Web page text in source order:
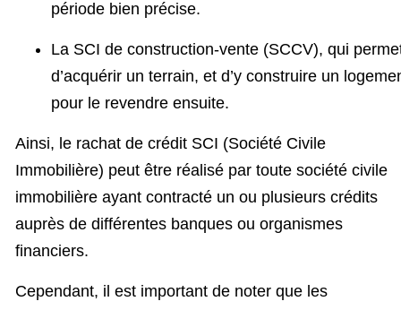
période bien précise.
La SCI de construction-vente (SCCV), qui
d’acquérir un terrain, et d’y construire un
pour le revendre ensuite.
Ainsi, le rachat de crédit SCI (Société Civile
Immobilière) peut être réalisé par toute société civile
immobilière ayant contracté un ou plusieurs crédits
auprès de différentes banques ou organismes
financiers.
Cependant, il est important de noter que les